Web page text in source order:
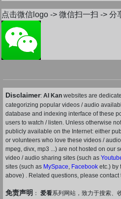
点击微信logo -> 微信扫一扫 -> 分
Disclaimer: AI Kan websites are
categorizing popular videos / audio
database and indexing interface of these
users to watch / listen. Unless otherwise
publicly available on the Internet: either
or volunteers who love these videos /
mpeg, divx, mp3 ...) are not hosted on our
video / audio sharing sites (such as
sites (such as MySpace, Facebook etc.) by
above) . Related questions, please
免责声明 ： 爱看系列网站，致力于搜索、